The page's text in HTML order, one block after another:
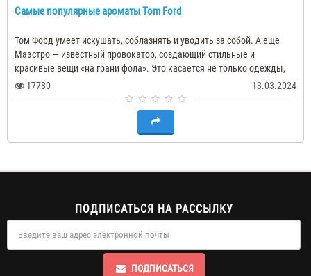
Самые популярные ароматы Tom Ford
Том Форд умеет искушать, соблазнять и уводить за собой. А еще
Маэстро — известный провокатор, создающий стильные и
красивые вещи «на грани фола». Это касается не только одежды,
но всего, что делает ди..
17780 13.03.2024
ПОДПИСАТЬСЯ НА РАССЫЛКУ
ПОДПИСАТЬСЯ